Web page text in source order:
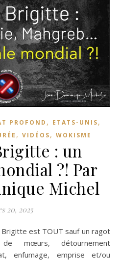
PROFOND , ETATS-UNIS,
, VIDÉOS, WOKISME
: un
?! Par
Michel
20, 2025
de mœurs, détournement
enfumage, emprise et/ou